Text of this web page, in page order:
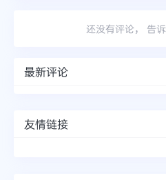
还没有评论， 告
最新评论
友情链接